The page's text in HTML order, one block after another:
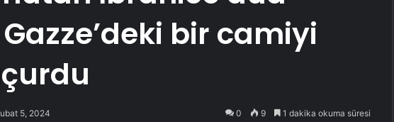
bir camiyi
5, 2024 0 9 1 dakika okuma süresi